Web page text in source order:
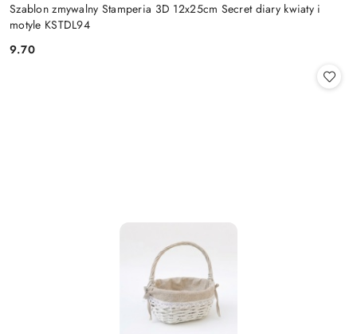
Szablon zmywalny Stamperia 3D 12x25cm Secret diary kwiaty i
motyle KSTDL94
Cena:
9.70